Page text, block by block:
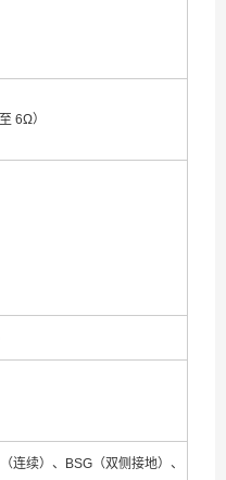
6Ω）
连续）、BSG（双侧接地）、